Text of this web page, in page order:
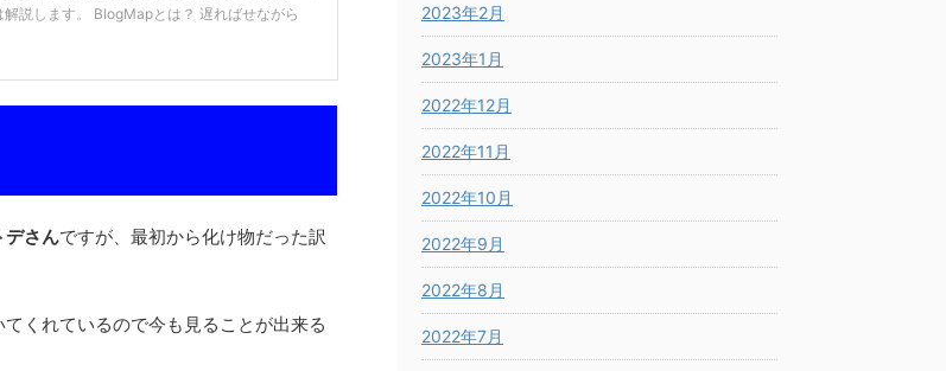
説します。 BlogMapとは？ 遅ればせながら
デさんですが、最初から化け物だった訳
くれているので今も見ることが出来る
2023年2月
2023年1月
2022年12月
2022年11月
2022年10月
2022年9月
2022年8月
2022年7月